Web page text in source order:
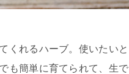
くれるハーブ。使いたいと
も簡単に育てられて、生で